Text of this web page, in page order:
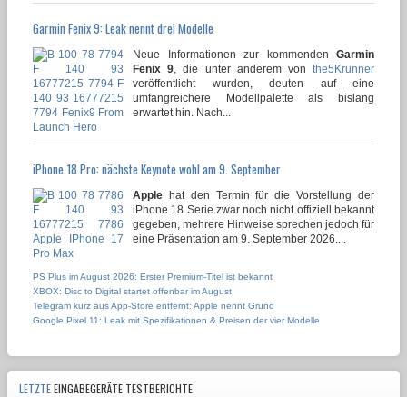
Garmin Fenix 9: Leak nennt drei Modelle
Neue Informationen zur kommenden Garmin
Fenix 9 , die unter anderem vonthe5Krunner
veröffentlicht wurden, deuten auf eine
umfangreichere Modellpalette als bislang
erwartet hin. Nach...
iPhone 18 Pro: nächste Keynote wohl am 9. September
Apple hat den Termin für die Vorstellung der
iPhone 18 Serie zwar noch nicht offiziell bekannt
gegeben, mehrere Hinweise sprechen jedoch für
eine Präsentation am 9. September 2026....
PS Plus im August 2026: Erster Premium-Titel ist bekannt
XBOX: Disc to Digital startet offenbar im August
Telegram kurz aus App-Store entfernt: Apple nennt Grund
Google Pixel 11: Leak mit Spezifikationen & Preisen der vier Modelle
LETZTEEINGABEGERÄTE TESTBERICHTE